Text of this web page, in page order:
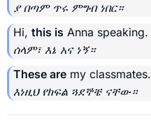
ያ በጣም ጥሩ ምግብ ነበር።
Hi, this is Anna speaking.
ሰላም፣ እኔ አና ነኝ።
These are my classmates.
እነዚህ የክፍል ጓደኞቼ ናቸው።